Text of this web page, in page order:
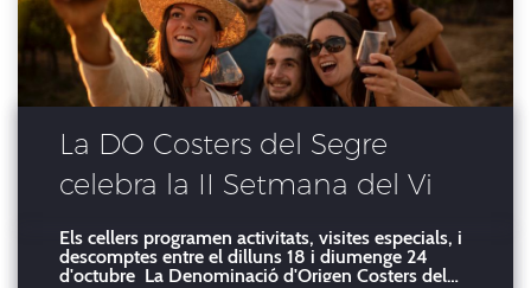
La DO Costers del Segre
celebra la II Setmana del Vi
Català
Els cellers programen activitats, visites especials, i
descomptes entre el dilluns 18 i diumenge 24
d'octubre La Denominació d'Origen Costers del